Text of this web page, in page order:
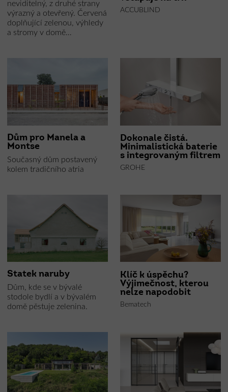
neviditelný, z druhé strany
výrazný a otevřený. Červená
doplňující zelenou, výhledy
a stromy v domě…
ACCUBLIND
Dům pro Manela a
Montse
Současný dům postavený
kolem tradičního atria
Dokonale čistá.
Minimalistická baterie
s integrovaným filtrem
GROHE
Statek naruby
Dům, kde se v bývalé
stodole bydlí a v bývalém
domě pěstuje zelenina.
Klíč k úspěchu?
Výjimečnost, kterou
nelze napodobit
Bematech